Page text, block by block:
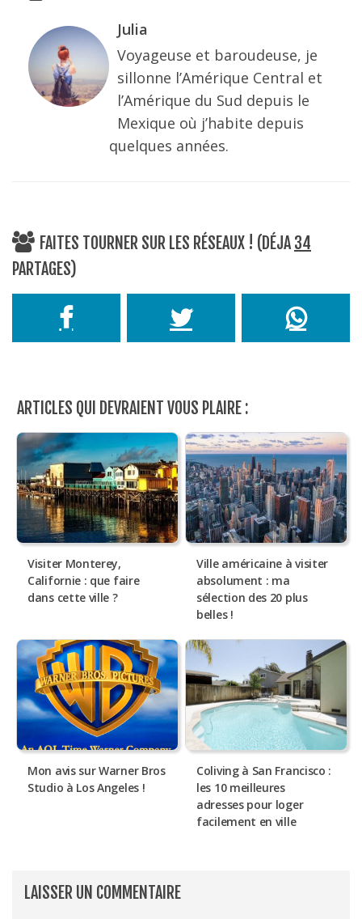
Julia
Voyageuse et baroudeuse, je
sillonne l’Amérique Central et
l’Amérique du Sud depuis le
Mexique où j’habite depuis
quelques années.
FAITES TOURNER SUR LES RÉSEAUX ! (DÉJA 34
PARTAGES)
ARTICLES QUI DEVRAIENT VOUS PLAIRE :
Visiter Monterey,
Californie : que faire
dans cette ville ?
Ville américaine à visiter
absolument : ma
sélection des 20 plus
belles !
Mon avis sur Warner Bros
Studio à Los Angeles !
Coliving à San Francisco :
les 10 meilleures
adresses pour loger
facilement en ville
LAISSER UN COMMENTAIRE